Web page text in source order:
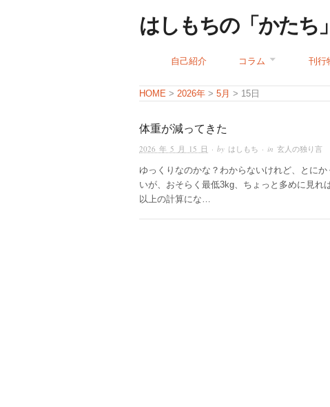
はしもちの「かたち
自己紹介 コラム 刊行
HOME > 2026年 > 5月 > 15日
体重が減ってきた
2026 年 5 月 15 日 · by はしもち · in 玄人の独り言
ゆっくりなのかな？わからないけれど、とに
いが、おそらく最低3kg、ちょっと多めに見れ
以上の計算にな…